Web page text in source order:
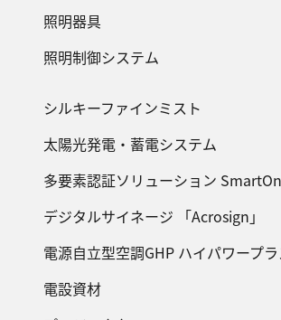
照明器具
照明制御システム
シルキーファインミスト
太陽光発電・蓄電システム
多要素認証ソリューション SmartOn
デジタルサイネージ 「Acrosign」
電源自立型空調GHP ハイパワープ
電設資材